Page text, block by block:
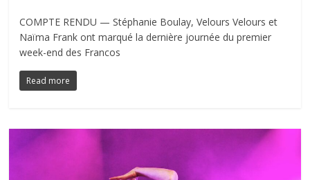
COMPTE RENDU — Stéphanie Boulay, Velours Velours et
Naïma Frank ont marqué la dernière journée du premier
week-end des Francos
Read more